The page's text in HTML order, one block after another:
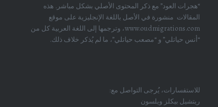
“هجرات العود” مع ذكر المحتوى الأصلي بشكل مباشر. هذه
المقالات منشورة في الأصل باللغة الإنجليزية على موقع
www.oudmigrations.com، وترجمها إلى اللغة العربية كل من
“أنس حياتلي” و “مصعب حياتلي”، ما لم يُذكر خلاف ذلك.
للاستفسارات، يُرجى التواصل مع:
ريتشيل بيكلز ويلسون